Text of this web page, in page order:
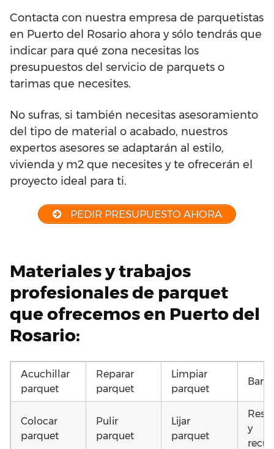
Contacta con nuestra empresa de parquetistas
en Puerto del Rosario ahora y sólo tendrás que
indicar para qué zona necesitas los
presupuestos del servicio de parquets o
tarimas que necesites.
No sufras, si también necesitas asesoramiento
del tipo de material o acabado, nuestros
expertos asesores se adaptarán al estilo,
vivienda y m2 que necesites y te ofrecerán el
proyecto ideal para ti.
PEDIR PRESUPUESTO AHORA
Materiales y trabajos
profesionales de parquet
que ofrecemos en Puerto del
Rosario:
Acuchillar
parquet
Reparar
parquet
Limpiar
parquet
Colocar
parquet
Pulir
parquet
Lijar
parquet
y